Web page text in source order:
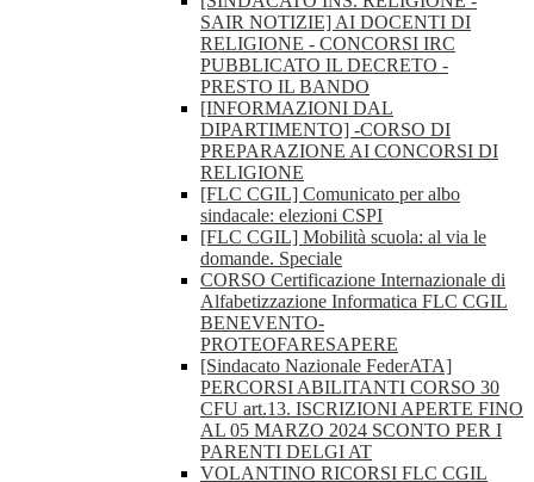
SAIR NOTIZIE] AI DOCENTI DI
RELIGIONE - CONCORSI IRC
PUBBLICATO IL DECRETO -
PRESTO IL BANDO
[INFORMAZIONI DAL
DIPARTIMENTO] -CORSO DI
PREPARAZIONE AI CONCORSI DI
RELIGIONE
[FLC CGIL] Comunicato per albo
sindacale: elezioni CSPI
[FLC CGIL] Mobilità scuola: al via le
domande. Speciale
CORSO Certificazione Internazionale di
Alfabetizzazione Informatica FLC CGIL
BENEVENTO-
PROTEOFARESAPERE
[Sindacato Nazionale FederATA]
PERCORSI ABILITANTI CORSO 30
CFU art.13. ISCRIZIONI APERTE FINO
AL 05 MARZO 2024 SCONTO PER I
PARENTI DELGI AT
VOLANTINO RICORSI FLC CGIL